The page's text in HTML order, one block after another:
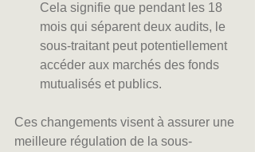
Cela signifie que pendant les 18
mois qui séparent deux audits, le
sous-traitant peut potentiellement
accéder aux marchés des fonds
mutualisés et publics.
Ces changements visent à assurer une
meilleure régulation de la sous-